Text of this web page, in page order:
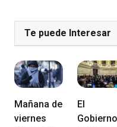
Te puede Interesar
Mañana de
viernes
El
Gobierno